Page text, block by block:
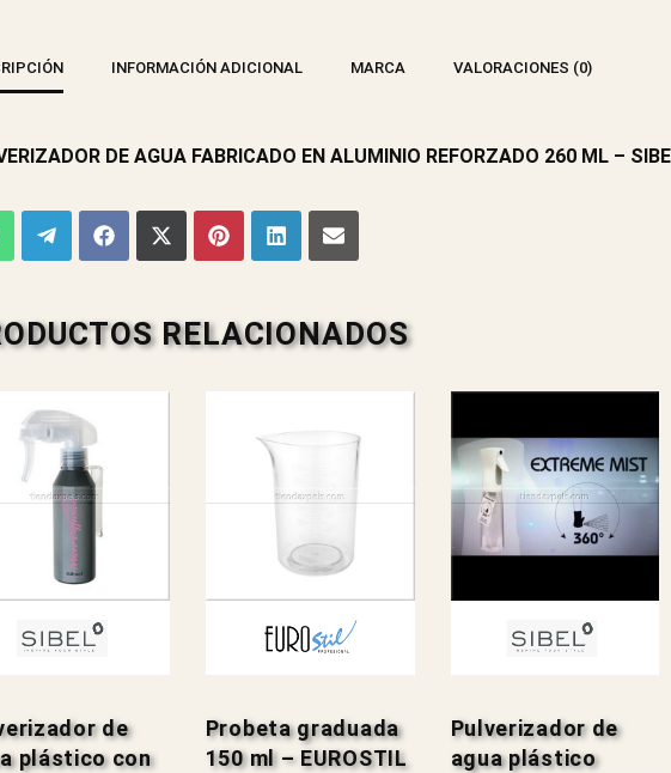
INFORMACIÓN ADICIONAL MARCA VALORACIONES (0)
DE AGUA FABRICADO EN ALUMINIO REFORZADO 260 ML –
RELACIONADOS
de
plástico con
Probeta graduada
150 ml – EUROSTIL
Pulverizador de
agua plástico